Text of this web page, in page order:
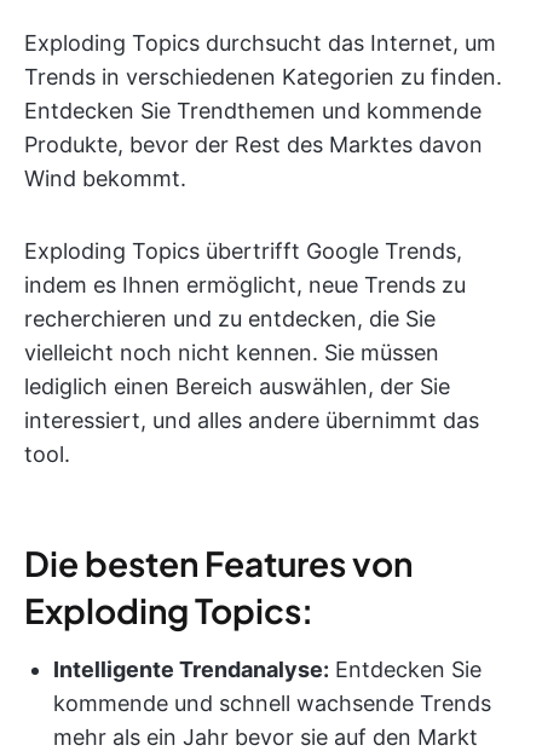
Exploding Topics durchsucht das Internet, um
Trends in verschiedenen Kategorien zu finden.
Entdecken Sie Trendthemen und kommende
Produkte, bevor der Rest des Marktes davon
Wind bekommt.
Exploding Topics übertrifft Google Trends,
indem es Ihnen ermöglicht, neue Trends zu
recherchieren und zu entdecken, die Sie
vielleicht noch nicht kennen. Sie müssen
lediglich einen Bereich auswählen, der Sie
interessiert, und alles andere übernimmt das
tool.
Die besten Features von
Exploding Topics:
Intelligente Trendanalyse: Entdecken Sie
kommende und schnell wachsende Trends
mehr als ein Jahr bevor sie auf den Markt